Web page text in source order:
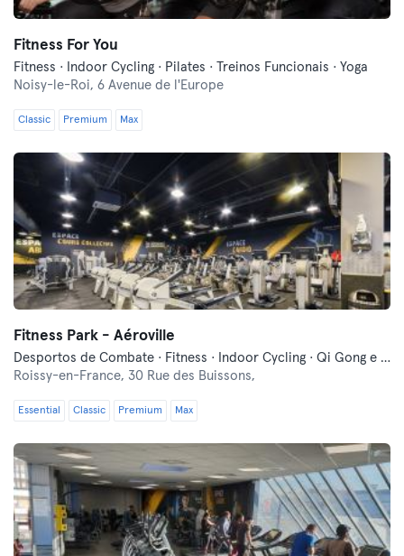
Fitness For You
Fitness · Indoor Cycling · Pilates · Treinos Funcionais · Yoga
Noisy-le-Roi, 6 Avenue de l'Europe
Classic Premium Max
Fitness Park - Aéroville
Desportos de Combate · Fitness · Indoor Cycling · Qi Gong e Tai Chi · Treinos Funcionais
Roissy-en-France, 30 Rue des Buissons,
Essential Classic Premium Max